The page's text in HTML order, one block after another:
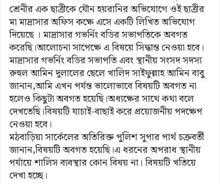
শ্রেনীর এক ছাত্রীকে যৌন হয়রানির অভিযোগে ওই ছাত্রীর
মা মাদ্রাসার অফিস কক্ষে এসে একটি লিখিত অভিযোগ
দিয়েছে । মাদ্রাসার গভর্নিং বডির সভাপতিকে অবগত
করেছি।আলোচনা সাপেক্ষে এ বিষয়ে সিদ্ধান্ত নেওয়া হবে।
মাদ্রাসার গভর্নিং বডির সভাপতি এবং স্থানীয় সংসদ সদস্য
রুহুল আমিন দুলালের ছেলে খালিদ সাইফুল্লাহ আমিন বাবু
জানান,আমি এখন পর্যন্ত ভালোভাবে বিষয়টি অবগত না
হলেও কিছুটা অবগত হয়েছি।অধ্যক্ষের সাথে কথা বলে
দেখতেছি।বিষয়টি যাচাই-বাছাই করে প্রয়োজনীয় পদক্ষেপ
নেওয়া হবে।
মঠবাড়িয়া সার্কেলের অতিরিক্ত পুলিশ সুপার পার্থ চক্রবর্তী
জানান,বিষয়টি অবগত হয়েছি।এ ধরনের অপরাধ স্থানীয়
পর্যায়ে শালিস ব্যবস্থার কোন বিষয় না। বিষয়টি খতিয়ে
দেখা হচ্ছে।